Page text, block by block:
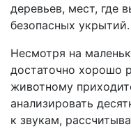
деревьев, мест, где
безопасных укрытий.
Несмотря на
достаточно хорошо
животному
анализировать
к звукам,